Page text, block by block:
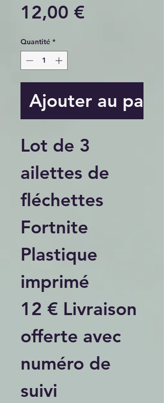
12,00 €Prix
Quantité *
Ajouter au
Lot de 3
ailettes de
fléchettes
Fortnite
Plastique
imprimé
12 € Livraison
offerte avec
numéro de
suivi